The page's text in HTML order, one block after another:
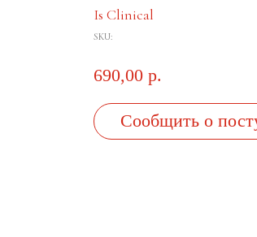
Is Clinical
SKU:
690,00 р.
Сообщить о